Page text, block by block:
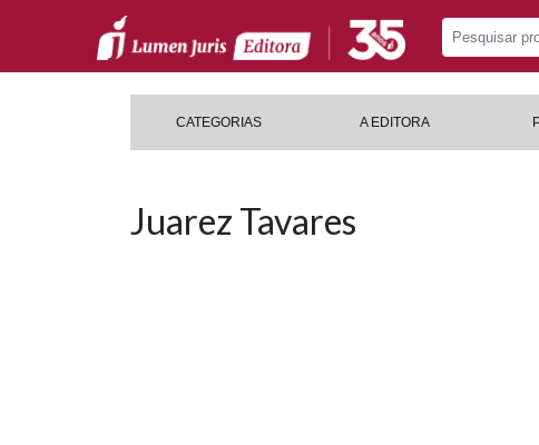
CATEGORIAS A EDITORA
Juarez Tavares